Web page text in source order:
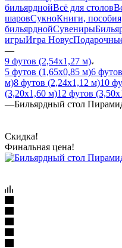
бильярднойВсё для столов
шаровСукноКниги,
бильярднойСувениры
игрыИгра Новус
—
9 футов (2,54х1,27 м)
5 футов (1,65х0,85 м)6
м)8 футов (2,24х1,12 м)10
(3,20х1,60 м)12 футов
—Бильярдный стол
Скидка!
Финальная цена!